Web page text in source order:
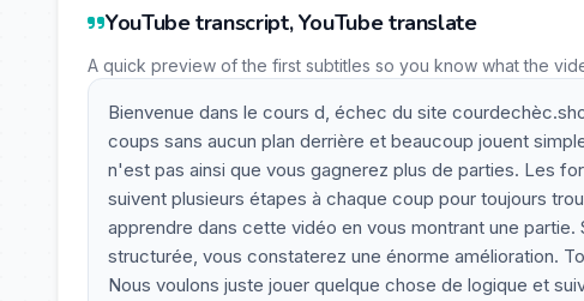
YouTube transcript, YouTube translate
A quick preview of the first subtitles so you know what the
Bienvenue dans le cours d, échec du site
coups sans aucun plan derrière et beaucoup jouent
n'est pas ainsi que vous gagnerez plus de parties. Les
suivent plusieurs étapes à chaque coup pour toujours
apprendre dans cette vidéo en vous montrant une
structurée, vous constaterez une énorme amélioration.
Nous voulons juste jouer quelque chose de logique et